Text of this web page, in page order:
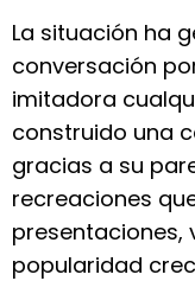
La situación ha
conversación
imitadora
construido una
gracias a su
recreaciones
presentaciones,
popularidad